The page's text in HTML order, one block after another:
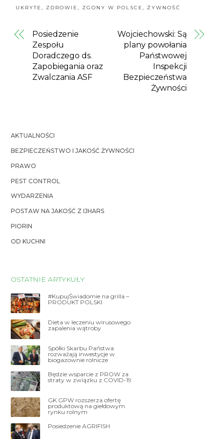
UKRYTE, ZDROWIE, ZGONY W POLSCE,ŻYWNOŚĆ
Posiedzenie
Zespołu
Doradczego ds.
Zapobiegania oraz
Zwalczania ASF
Wojciechowski: Są
plany powołania
Państwowej
Inspekcji
Bezpieczeństwa
Żywności
AKTUALNOŚCI
BEZPIECZEŃSTWO I JAKOŚĆ ŻYWNOŚCI
PRAWO
PEST CONTROL
WYDARZENIA
POSTAW NA JAKOŚĆ Z IJHARS
PIORIN
OD KUCHNI
OSTATNIE ARTYKUŁY
#KupujŚwiadomie na grilla –
PRODUKT POLSKI
Dieta w leczeniu wirusowego
zapalenia wątroby
Spółki Skarbu Państwa
rozważają inwestycje w
biogazownie rolnicze
Będzie wsparcie z PROW za
straty w związku z COVID-19
GK GPW rozszerza ofertę
produktową na giełdowym
rynku rolnym
Posiedzenie AGRIFISH